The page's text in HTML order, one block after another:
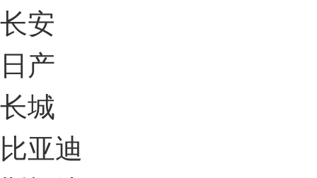
长安
日产
长城
比亚迪